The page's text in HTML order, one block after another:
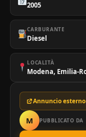
2005
CARBURANTE
Diesel
LOCALITÀ
Modena, Emilia-
Annuncio
M PUBBLICATO DA